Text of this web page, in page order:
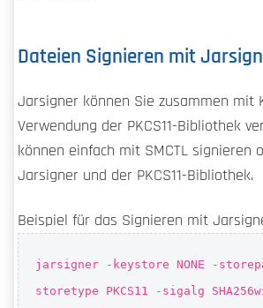
Dateien Signieren mit
Jarsigner können Sie zusammen mit
Verwendung der PKCS11-Bibliothek
können einfach mit SMCTL signieren
Jarsigner und der PKCS11-Bibliothek.
Beispiel für das Signieren mit
jarsigner -keystore NONE -
storetype PKCS11 -sigalg